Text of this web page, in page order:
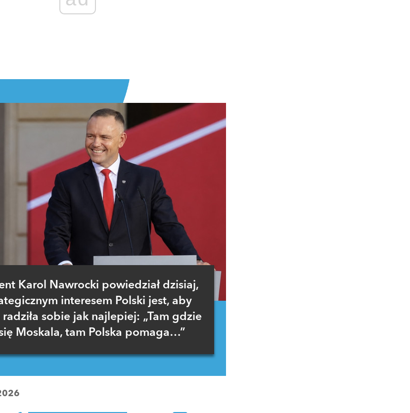
Karol Nawrocki powiedział dzisiaj,
interesem Polski jest, aby
radziła sobie jak najlepiej: „Tam gdzie
Moskala, tam Polska pomaga…”